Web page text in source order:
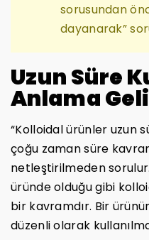
sorusundan
dayanarak”
Uzun Süre
Anlama
“Kolloidal ürünler uzun
çoğu zaman süre
netleştirilmeden
üründe olduğu gibi
bir kavramdır. Bir
düzenli olarak